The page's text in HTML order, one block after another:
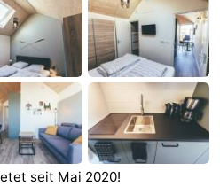
seit Mai 2020!